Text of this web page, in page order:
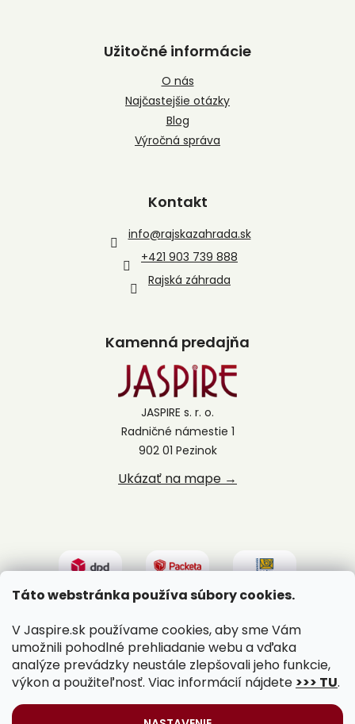
Táto webstránka používa súbory cookies.
V Jaspire.sk používame cookies, aby sme Vám
umožnili pohodlné prehliadanie webu a vďaka
analýze prevádzky neustále zlepšovali jeho funkcie,
výkon a použiteľnosť. Viac informácií nájdete >>> TU.
Užitočné informácie
O nás
Najčastejšie otázky
Blog
Výročná správa
Kontakt
info@rajskazahrada.sk
+421 903 739 888
Rajská záhrada
Kamenná predajňa
JASPIRE s. r. o.
Radničné námestie 1
902 01 Pezinok
Ukázať na mape →